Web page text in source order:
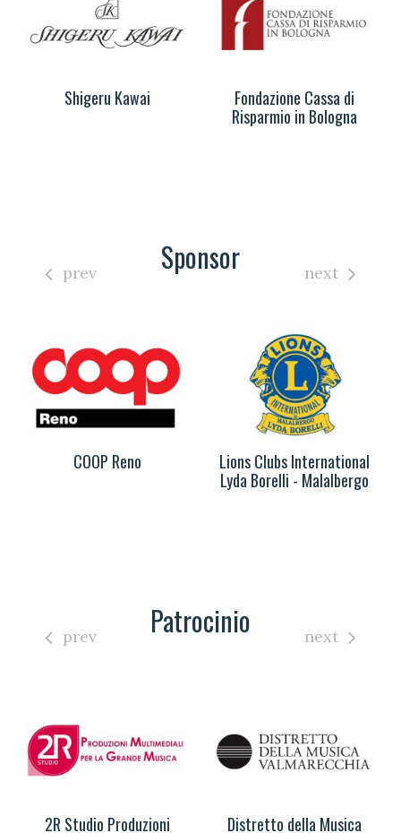
Shigeru Kawai
Fondazione Cassa di
Risparmio in Bologna
Sponsor
COOP Reno
Lions Clubs International
Lyda Borelli - Malalbergo
prev next
Patrocinio
2R Studio Produzioni
Distretto della Musica
prev next